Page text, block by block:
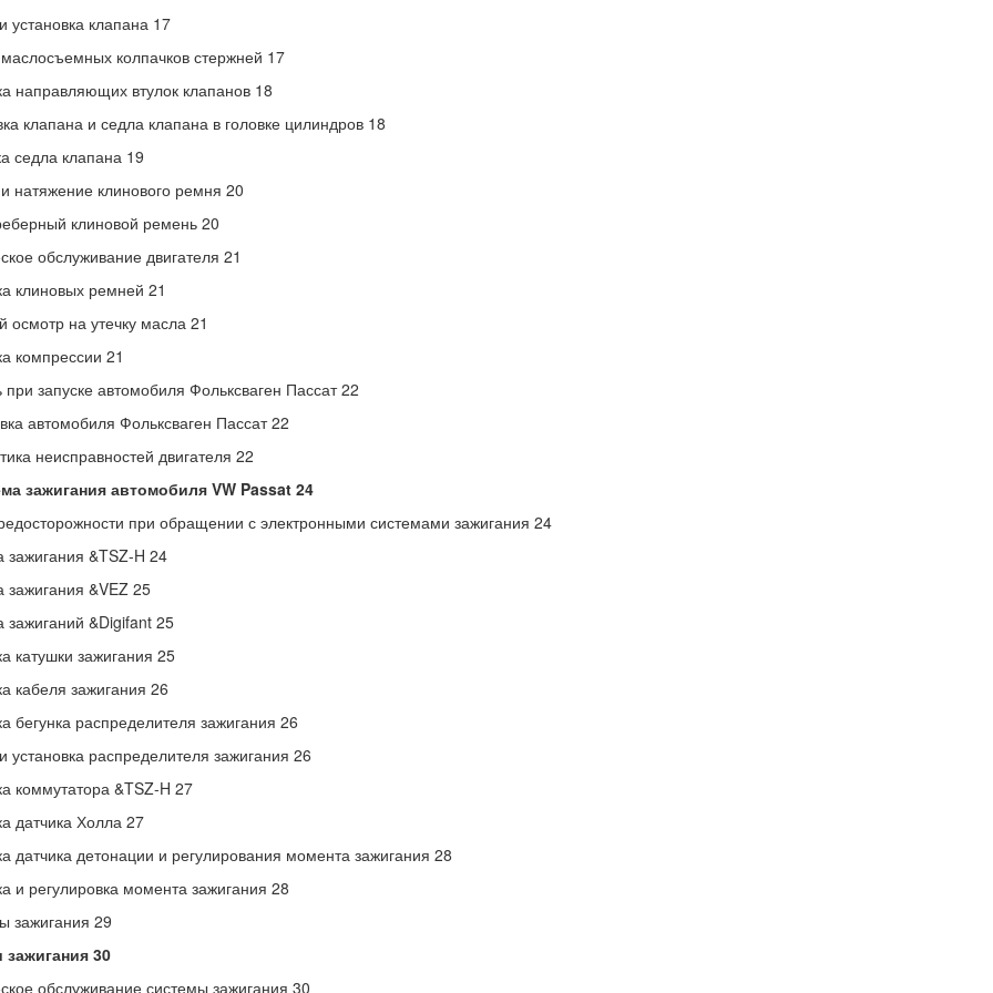
установка клапана 17
колпачков стержней 17
направляющих втулок клапанов 18
клапана и седла клапана в головке цилиндров 18
седла клапана 19
натяжение клинового ремня 20
клиновой ремень 20
обслуживание двигателя 21
клиновых ремней 21
осмотр на утечку масла 21
компрессии 21
запуске автомобиля Фольксваген Пассат 22
автомобиля Фольксваген Пассат 22
неисправностей двигателя 22
зажигания автомобиля VW Passat 24
при обращении с электронными системами зажигания 24
зажигания &TSZ-H 24
зажигания &VEZ 25
зажиганий &Digifant 25
катушки зажигания 25
кабеля зажигания 26
бегунка распределителя зажигания 26
установка распределителя зажигания 26
коммутатора &TSZ-H 27
датчика Холла 27
датчика детонации и регулирования момента зажигания 28
и регулировка момента зажигания 28
зажигания 29
30
обслуживание системы зажигания 30